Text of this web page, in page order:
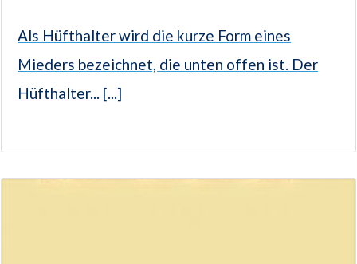
Als Hüfthalter wird die kurze Form eines
Mieders bezeichnet, die unten offen ist. Der
Hüfthalter... [...]